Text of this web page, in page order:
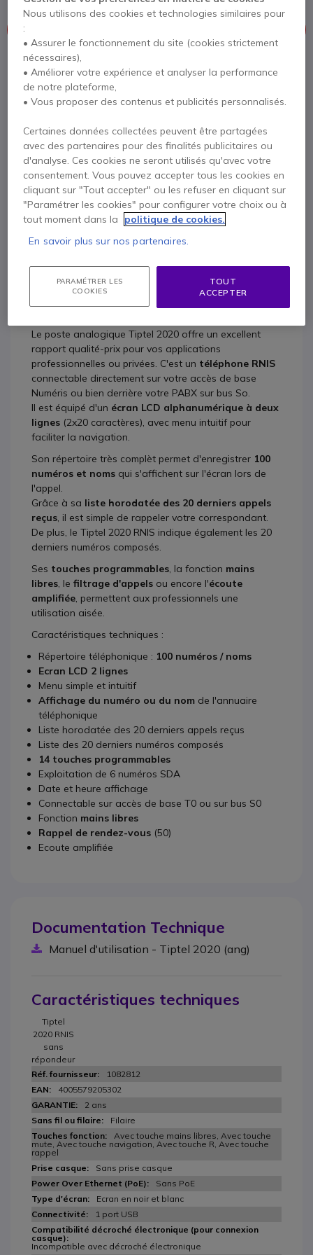
Pour mieux répondre à vos besoins, nous vous proposons une
liste de produits similaires.
Voir les produits similaires
Contactez nos experts -Numéro gratuit
0800 72 4000
F.A.Q Chat
Description
Le poste analogique Tiptel 2020 offre un excellent
rapport qualité-prix pour vos applications
professionnelles ou privées. C'est un téléphone RNIS
connectable directement sur votre accès de base
Numéris ou bien derrière votre PABX sur bus So.
Il est équipé d'un écran LCD alphanumérique à deux
lignes (2x20 caractères), avec menu intuitif pour
faciliter la navigation.
Son répertoire très complèt permet d'enregistrer 100
numéros et noms qui s'affichent sur l'écran lors de
l'appel.
Grâce à sa liste horodatée des 20 derniers appels
reçus, il est simple de rappeler votre correspondant.
De plus, le Tiptel 2020 RNIS indique également les 20
derniers numéros composés.
Ses touches programmables, la fonction mains
libres, le filtrage d'appels ou encore l'écoute
amplifiée, permettent aux professionnels une
utilisation aisée.
Caractéristiques techniques :
Répertoire téléphonique : 100 numéros / noms
Ecran LCD 2 lignes
Menu simple et intuitif
Affichage du numéro ou du nom de l'annuaire
téléphonique
Liste horodatée des 20 derniers appels reçus
Liste des 20 derniers numéros composés
14 touches programmables
Exploitation de 6 numéros SDA
Date et heure affichage
Connectable sur accès de base T0 ou sur bus S0
Fonction mains libres
Rappel de rendez-vous (50)
Ecoute amplifiée
Documentation Technique
Manuel d'utilisation - Tiptel 2020 (ang)
Caractéristiques techniques
Tiptel
2020 RNIS
sans
répondeur
1082812
4005579205302
2 ans
Filaire
Avec touche mains libres, Avec touche
mute, Avec touche navigation, Avec touche R, Avec touche
rappel
Sans prise casque
Sans PoE
Ecran en noir et blanc
1 port USB
Incompatible avec décroché électronique
Nous utilisons des cookies et technologies similaires pour
:
• Assurer le fonctionnement du site (cookies strictement
nécessaires),
• Améliorer votre expérience et analyser la performance
de notre plateforme,
• Vous proposer des contenus et publicités personnalisés.
Certaines données collectées peuvent être partagées
avec des partenaires pour des finalités publicitaires ou
d'analyse. Ces cookies ne seront utilisés qu'avec votre
consentement. Vous pouvez accepter tous les cookies en
cliquant sur "Tout accepter" ou les refuser en cliquant sur
"Paramétrer les cookies" pour configurer votre choix ou à
tout moment dans la
politique de cookies.
En savoir plus sur nos partenaires.
PARAMÉTRER LES
COOKIES
TOUT
ACCEPTER